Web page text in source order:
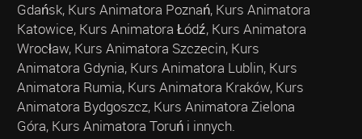
Gdańsk, Kurs Animatora Poznań, Kurs Animatora
Katowice, Kurs Animatora Łódź, Kurs Animatora
Wrocław, Kurs Animatora Szczecin, Kurs
Animatora Gdynia, Kurs Animatora Lublin, Kurs
Animatora Rumia, Kurs Animatora Kraków, Kurs
Animatora Bydgoszcz, Kurs Animatora Zielona
Góra, Kurs Animatora Toruń i innych.